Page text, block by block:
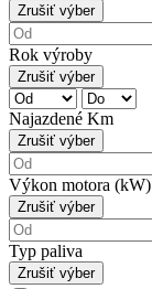
Zrušiť výber
Rok výroby
Zrušiť výber
Najazdené Km
Zrušiť výber
Výkon motora
Zrušiť výber
Typ paliva
Zrušiť výber